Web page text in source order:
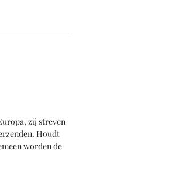
zij streven
Houdt
worden de